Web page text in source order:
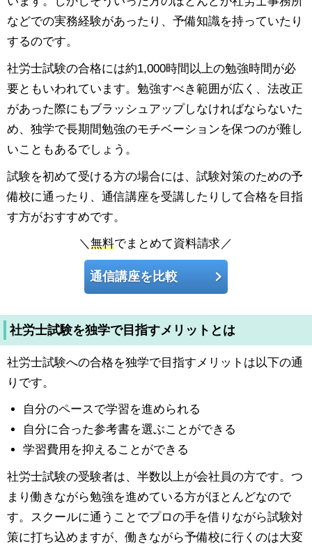
などでの実務経験があったり、予備知識を持っていたり
するのです。
社労士試験の合格には約1,000時間以上の勉強時間が必
要ともいわれています。勉強すべき範囲が広く、法改正
があった際にもブラッシュアップしなければならないた
め、独学で長期間勉強のモチベーションを保つのが難し
いこともあるでしょう。
試験を初めて受ける方の場合には、試験対策のための予
備校に通ったり、通信講座を受講したりして合格を目指
す方がおすすめです。
＼無料でまとめて資料請求／
通信講座を比較
社労士試験を独学で目指すメリットとは
社労士試験への合格を独学で目指すメリットは以下の通
りです。
自分のペースで学習を進められる
自分に合った参考書を選ぶことができる
学習費用を抑えることができる
社労士試験の受験者は、半数以上が会社員の方です。つ
まり働きながら勉強を進めている方がほとんどなので
す。スクールに通うことでプロの手を借りながら試験対
策に打ち込めますが、働きながら予備校に行くのは大変